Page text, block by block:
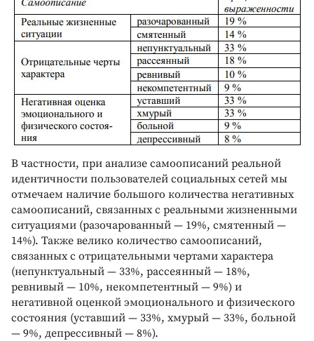
В частности, при анализе самоописаний реальной
идентичности пользователей социальных сетей мы
отмечаем наличие большого количества негативных
самоописаний, связанных с реальными жизненными
ситуациями (разочарованный — 19%, смятенный —
14%). Также велико количество самоописаний,
связанных с отрицательными чертами характера
(непунктуальный — 33%, рассеянный — 18%,
ревнивый — 10%, некомпетентный — 9%) и
негативной оценкой эмоционального и физического
состояния (уставший — 33%, хмурый — 33%, больной
— 9%, депрессивный — 8%).